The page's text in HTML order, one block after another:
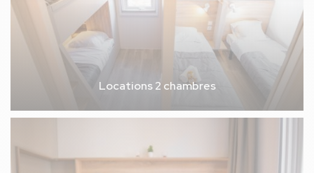
Locations 2 chambres